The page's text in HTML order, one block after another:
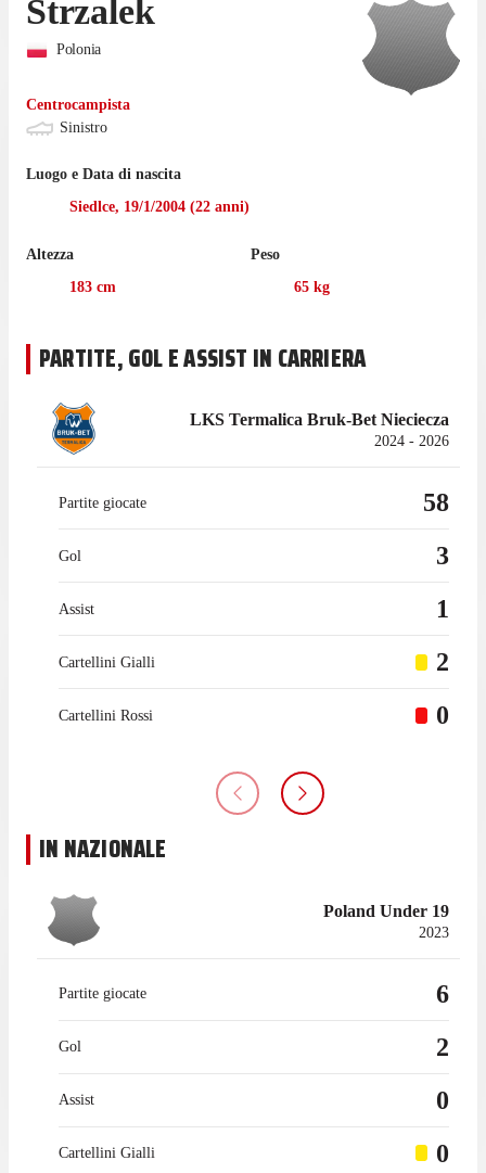
Strzalek
Polonia
Centrocampista
Sinistro
Luogo e Data di nascita
Siedlce, 19/1/2004 (22 anni)
Altezza
183 cm
Peso
65 kg
PARTITE, GOL E ASSIST IN CARRIERA
LKS Termalica Bruk-Bet Nieciecza
2024 - 2026
Partite giocate 58
Gol 3
Assist 1
Cartellini Gialli 2
Cartellini Rossi 0
IN NAZIONALE
Poland Under 19
2023
Partite giocate 6
Gol 2
Assist 0
Cartellini Gialli 0